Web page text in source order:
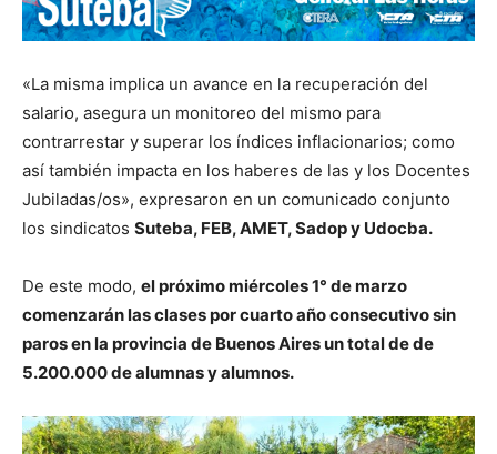
«La misma implica un avance en la recuperación del
salario, asegura un monitoreo del mismo para
contrarrestar y superar los índices inflacionarios; como
así también impacta en los haberes de las y los Docentes
Jubiladas/os», expresaron en un comunicado conjunto
los sindicatos Suteba, FEB, AMET, Sadop y Udocba.
De este modo, el próximo miércoles 1° de marzo
comenzarán las clases por cuarto año consecutivo sin
paros en la provincia de Buenos Aires un total de de
5.200.000 de alumnas y alumnos.